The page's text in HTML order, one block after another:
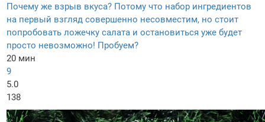
Почему же взрыв вкуса? Потому что набор ингредиентов
на первый взгляд совершенно несовместим, но стоит
попробовать ложечку салата и остановиться уже будет
просто невозможно! Пробуем?
20 мин
9
5.0
138